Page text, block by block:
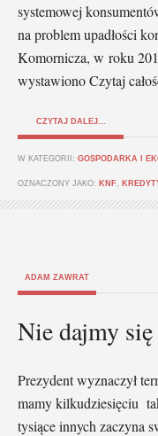
systemowej
na problem upadłości
Komornicza, w roku
wystawiono Czytaj
CZYTAJ DALEJ...
W KATEGORII: GOSPODARKA I
OZNACZONY JAKO: KNF
ADAM ZAWRAT
Nie dajmy
Prezydent wyznaczył
mamy kilkudziesięciu
tysiące innych zaczyna